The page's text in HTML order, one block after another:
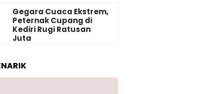
‎Gegara Cuaca Ekstrem,
Peternak Cupang di
Kediri Rugi Ratusan
Juta